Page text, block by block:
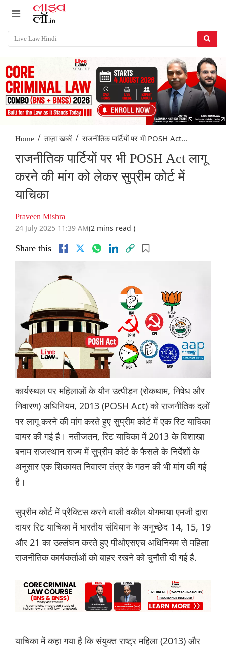
Home / ताज़ा खबरें / राजनीतिक पार्टियों पर भी POSH Act...
राजनीतिक पार्टियों पर भी POSH Act लागू
करने की मांग को लेकर सुप्रीम कोर्ट में
याचिका
Praveen Mishra
24 July 2025 11:39 AM(2 mins read )
Share this
कार्यस्थल पर महिलाओं के यौन उत्पीड़न (रोकथाम, निषेध और
निवारण) अधिनियम, 2013 (POSH Act) को राजनीतिक दलों
पर लागू करने की मांग करते हुए सुप्रीम कोर्ट में एक रिट याचिका
दायर की गई है। नतीजतन, रिट याचिका में 2013 के विशाखा
बनाम राजस्थान राज्य में सुप्रीम कोर्ट के फैसले के निर्देशों के
अनुसार एक शिकायत निवारण तंत्र के गठन की भी मांग की गई
है।
सुप्रीम कोर्ट में प्रैक्टिस करने वाली वकील योगमाया एमजी द्वारा
दायर रिट याचिका में भारतीय संविधान के अनुच्छेद 14, 15, 19
और 21 का उल्लंघन करते हुए पीओएसएच अधिनियम से महिला
राजनीतिक कार्यकर्ताओं को बाहर रखने को चुनौती दी गई है.
याचिका में कहा गया है कि संयुक्त राष्ट्र महिला (2013) और